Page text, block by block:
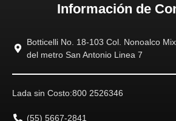
Información de
Botticelli No. 18-103 Col. Nonoalco
del metro San Antonio Linea 7
Lada sin Costo:800 2526346
(55) 5667-2841